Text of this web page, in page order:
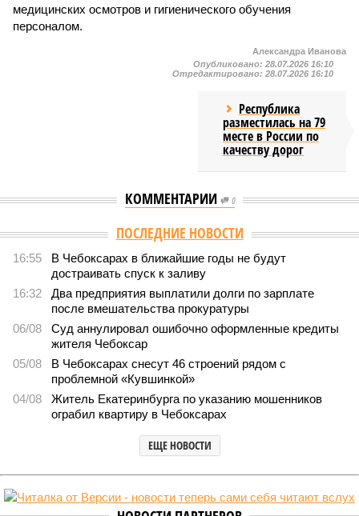
медицинских осмотров и гигиенического обучения
персоналом.
Александра Иванова
Опубликовано: 28.07.2026 16:10
Отредактировано: 28.07.2026 16:10
Республика
разместилась на 79
месте в России по
качеству дорог
КОММЕНТАРИИ 0
Версия //Общество //
В регионе учреждены удостоверения мастеров
В регионе учреждены удостоверения мастеров спорта по
борьбе керешу
Заткнуть за пояс
(фото: wikimedia commons/Ilsurikat)
В Чувашской Республике последовательно реализуются меры,
направленные на повышение статуса и институциональное
развитие национальной борьбы на поясах керешу.